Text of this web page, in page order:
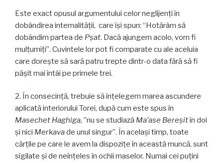
Este exact opusul argumentului celor neglijenţi în
dobândirea internalităţii, care îşi spun: “Hotărâm să
dobândim partea de Pșat. Dacă ajungem acolo, vom fi
mulţumiţi”. Cuvintele lor pot fi comparate cu ale aceluia
care doreşte să sară patru trepte dintr-o data fără să fi
păşit mai întâi pe primele trei.
2. În consecinţă, trebuie să înțelegem marea ascundere
aplicată interiorului Torei, după cum este spus în
Masechet Haghiga, ”nu se studiază Ma’ase Bereşitîn doi
și nici Merkavade unul singur”. În acelaşi timp, toate
cărțile pe care le avem la dispozițe în această muncă, sunt
sigilate și de neînțeles în ochii maselor. Numai cei puțini